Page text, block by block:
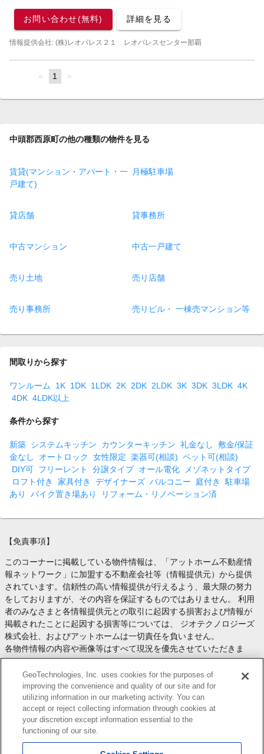
お問い合わせ(無料) 詳細を見る
情報提供会社: (株)レオパレス２１ レオパレスセンター那覇
page
You're
page
1 page
中頭郡西原町の他の種類の物件を見る
賃貸(マンション・アパート・一
戸建て)
月極駐車場
貸店舗 貸事務所
中古マンション 中古一戸建て
売り土地 売り店舗
売り事務所 売りビル・ 一棟売マンション等
間取りから探す
ワンルーム 1K 1DK 1LDK 2K 2DK 2LDK 3K 3DK 3LDK 4K
4DK 4LDK以上
条件から探す
新築 システムキッチン カウンターキッチン 礼金なし
敷金/保証
金なし
オートロック 女性限定 楽器可(相談) ペット可(相談)
DIY可 フリーレント 分譲タイプ オール電化
メゾネットタイプ
ロフト付き
家具付き デザイナーズ バルコニー 庭付き
駐車場
あり
バイク置き場あり リフォーム・リノベーション済
【免責事項】
このコーナーに掲載している物件情報は、「アットホーム不動産情
報ネットワーク」に加盟する不動産会社等（情報提供元）から提供
されています。信頼性の高い情報提供が行えるよう、最大限の努力
をしておりますが、その内容を保証するものではありません。 利用
者のみなさまと各情報提供元との取引に起因する損害および情報が
掲載されたことに起因する損害等については、 ジオテクノロジーズ
株式会社、およびアットホームは一切責任を負いません。
各物件情報の内容や画像等はすべて現況を優先させていただきま
す。
お取引等（お取引の準備、資金調達等を含みます）の際には、内容
や契約条件等について、 各情報提供元より十分な説明を受け、ご自
身でご確認の上、判断してください。
このコーナーへの物件情報のご掲載、その他不動産業務ソリューシ
ョン等についての不動産会社様のお問合せはこちら
します。
GeoTechnologies, Inc. uses cookies for the purposes of
improving the convenience and quality of our site and for
utilizing information in our marketing activity. You can
accept or reject collecting information through cookies at
your discretion except information essential to the
functioning of our site.